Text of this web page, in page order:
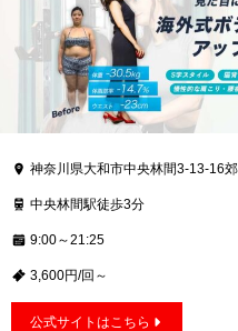
神奈川県大和市中央林間3-13-16
中央林間駅徒歩3分
9:00～21:25
3,600円/回～
公式サイトはこちら